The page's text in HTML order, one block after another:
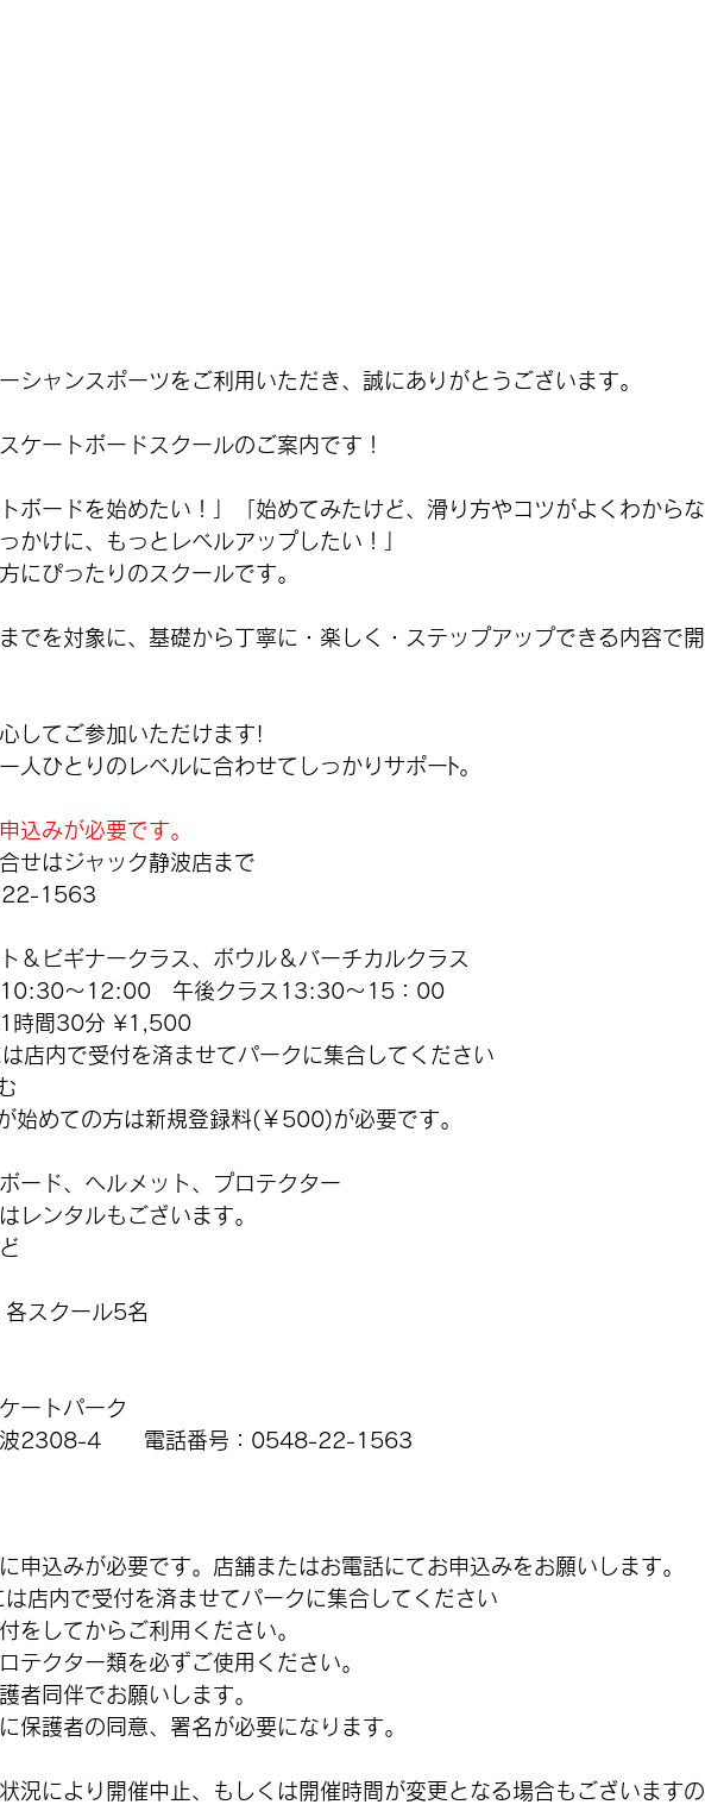
シャンスポーツをご利用いただき、誠にありがとうございます。
ケートボードスクールのご案内です！
ボードを始めたい！」「始めてみたけど、滑り方やコツがよくわからな
かけに、もっとレベルアップしたい！」
にぴったりのスクールです。
でを対象に、基礎から丁寧に・楽しく・ステップアップできる内容で開
してご参加いただけます!
人ひとりのレベルに合わせてしっかりサポーﾄ。
込みが必要です。
せはジャック静波店まで
22-1563
＆ビギナークラス、ボウル＆バーチカルクラス
10:30〜12:00　午後クラス13:30〜15：00
1時間30分 ¥1,500
店内で受付を済ませてパークに集合してください
始めての方は新規登録料(￥500)が必要です。
ード、ヘルメット、プロテクター
レンタルもございます。
スクール5名
ートパーク
波2308-4　　電話番号：0548-22-1563
申込みが必要です。店舗またはお電話にてお申込みをお願いします。
店内で受付を済ませてパークに集合してください
をしてからご利用ください。
テクター類を必ずご使用ください。
者同伴でお願いします。
保護者の同意、署名が必要になります。
況により開催中止、もしくは開催時間が変更となる場合もございますの